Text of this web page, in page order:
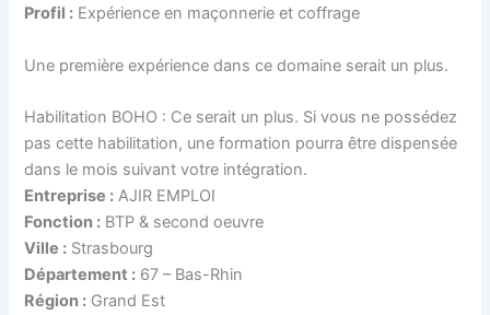
Profil : Expérience en maçonnerie et coffrage
Une première expérience dans ce domaine serait un plus.
Habilitation BOHO : Ce serait un plus. Si vous ne possédez
pas cette habilitation, une formation pourra être dispensée
dans le mois suivant votre intégration.
Entreprise : AJIR EMPLOI
Fonction : BTP & second oeuvre
Ville : Strasbourg
Département : 67 – Bas-Rhin
Région : Grand Est